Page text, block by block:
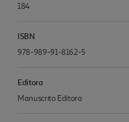
184
ISBN
978-989-91-8162-5
Editora
Manuscrito Editora